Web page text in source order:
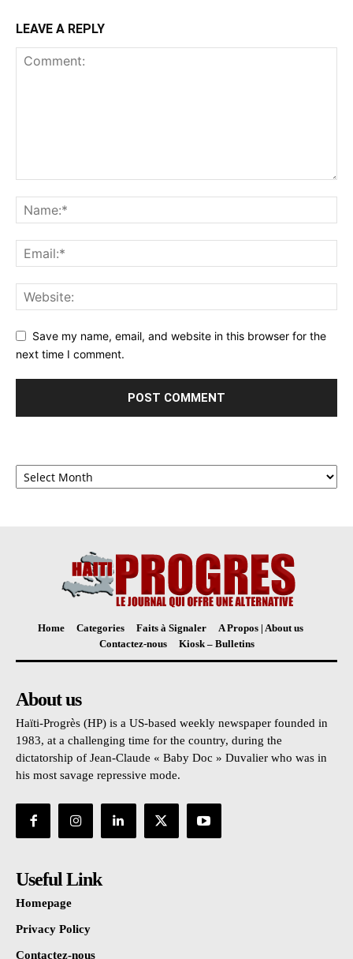
LEAVE A REPLY
Save my name, email, and website in this browser for the
next time I comment.
Archives
Home Categories Faits à Signaler
A Propos | About us
Contactez-nous
Kiosk – Bulletins
About us
Haïti-Progrès (HP) is a US-based weekly newspaper founded in
1983, at a challenging time for the country, during the
dictatorship of Jean-Claude « Baby Doc » Duvalier who was in
his most savage repressive mode.
Useful Link
Homepage
Privacy Policy
Contactez-nous